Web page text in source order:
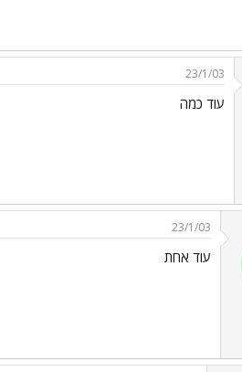
23/1/03
עוד כמה
23/1/03
עוד אחת